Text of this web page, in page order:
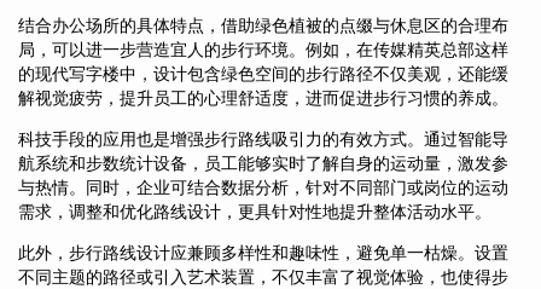
结合办公场所的具体特点，借助绿色植被的点缀与休息区的合理布
局，可以进一步营造宜人的步行环境。例如，在传媒精英总部这样
的现代写字楼中，设计包含绿色空间的步行路径不仅美观，还能缓
解视觉疲劳，提升员工的心理舒适度，进而促进步行习惯的养成。
科技手段的应用也是增强步行路线吸引力的有效方式。通过智能导
航系统和步数统计设备，员工能够实时了解自身的运动量，激发参
与热情。同时，企业可结合数据分析，针对不同部门或岗位的运动
需求，调整和优化路线设计，更具针对性地提升整体活动水平。
此外，步行路线设计应兼顾多样性和趣味性，避免单一枯燥。设置
不同主题的路径或引入艺术装置，不仅丰富了视觉体验，也使得步